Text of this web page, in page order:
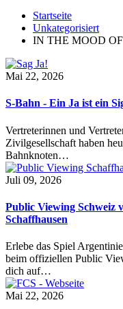
Startseite
Unkategorisiert
IN THE MOOD
Mai 22, 2026
S-Bahn - Ein Ja ist ein
Vertreterinnen und
Zivilgesellschaft haben
Bahnknoten…
Juli 09, 2026
Public Viewing Schweiz
Schaffhausen
Erlebe das Spiel
beim offiziellen Public
dich auf…
Mai 22, 2026